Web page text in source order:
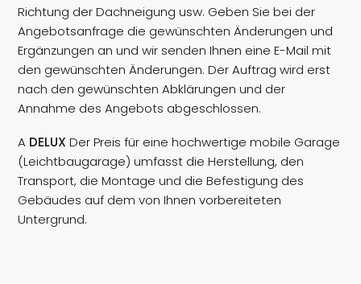
Richtung der Dachneigung usw. Geben Sie bei der
Angebotsanfrage die gewünschten Änderungen und
Ergänzungen an und wir senden Ihnen eine E-Mail mit
den gewünschten Änderungen. Der Auftrag wird erst
nach den gewünschten Abklärungen und der
Annahme des Angebots abgeschlossen.
A DELUX Der Preis für eine hochwertige mobile Garage
(Leichtbaugarage) umfasst die Herstellung, den
Transport, die Montage und die Befestigung des
Gebäudes auf dem von Ihnen vorbereiteten
Untergrund.